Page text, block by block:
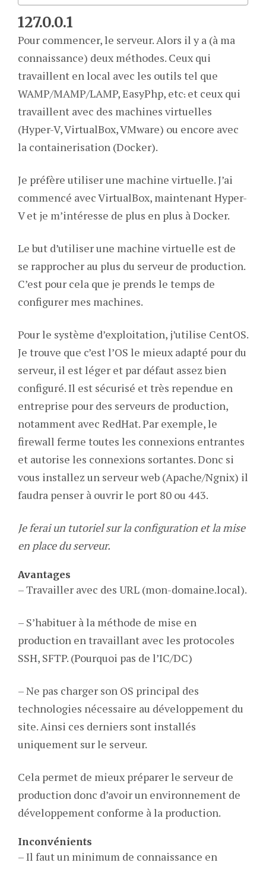
127.0.0.1
Pour commencer, le serveur. Alors il y a (à ma
connaissance) deux méthodes. Ceux qui
travaillent en local avec les outils tel que
WAMP/MAMP/LAMP, EasyPhp, etc. et ceux qui
travaillent avec des machines virtuelles
(Hyper-V, VirtualBox, VMware) ou encore avec
la containerisation (Docker).
Je préfère utiliser une machine virtuelle. J’ai
commencé avec VirtualBox, maintenant Hyper-
V et je m’intéresse de plus en plus à Docker.
Le but d’utiliser une machine virtuelle est de
se rapprocher au plus du serveur de production.
C’est pour cela que je prends le temps de
configurer mes machines.
Pour le système d’exploitation, j’utilise CentOS.
Je trouve que c’est l’OS le mieux adapté pour du
serveur, il est léger et par défaut assez bien
configuré. Il est sécurisé et très rependue en
entreprise pour des serveurs de production,
notamment avec RedHat. Par exemple, le
firewall ferme toutes les connexions entrantes
et autorise les connexions sortantes. Donc si
vous installez un serveur web (Apache/Ngnix) il
faudra penser à ouvrir le port 80 ou 443.
Je ferai un tutoriel sur la configuration et la mise
en place du serveur.
Avantages
– Travailler avec des URL (mon-domaine.local).
– S’habituer à la méthode de mise en
production en travaillant avec les protocoles
SSH, SFTP. (Pourquoi pas de l’IC/DC)
– Ne pas charger son OS principal des
technologies nécessaire au développement du
site. Ainsi ces derniers sont installés
uniquement sur le serveur.
Cela permet de mieux préparer le serveur de
production donc d’avoir un environnement de
développement conforme à la production.
Inconvénients
– Il faut un minimum de connaissance en